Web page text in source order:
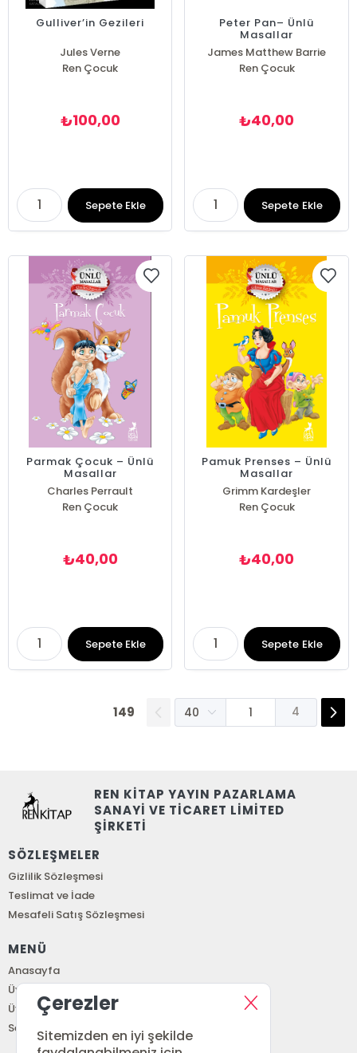
Gulliver’in Gezileri
Jules Verne
Ren Çocuk
₺100,00
Sepete Ekle
Peter Pan– Ünlü
Masallar
James Matthew Barrie
Ren Çocuk
₺40,00
Sepete Ekle
Parmak Çocuk – Ünlü
Masallar
Charles Perrault
Ren Çocuk
₺40,00
Sepete Ekle
Pamuk Prenses – Ünlü
Masallar
Grimm Kardeşler
Ren Çocuk
₺40,00
Sepete Ekle
149 4
REN KİTAP YAYIN PAZARLAMA
SANAYİ VE TİCARET LİMİTED
ŞİRKETİ
SÖZLEŞMELER
Gizlilik Sözleşmesi
Teslimat ve İade
Mesafeli Satış Sözleşmesi
MENÜ
Anasayfa
Üye Girişi
Üye Ol
Sepetim
Çerezler
Sitemizden en iyi şekilde